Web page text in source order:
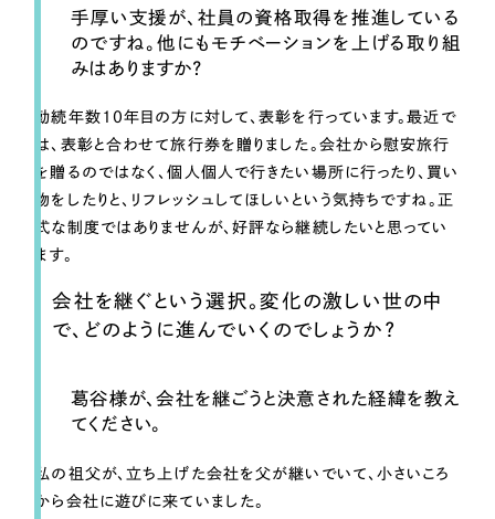
手厚い支援が、社員の資格取得を推進している
のですね。他にもモチベーションを上げる取り組
みはありますか？
勤続年数10年目の方に対して、表彰を行っています。最近で
は、表彰と合わせて旅行券を贈りました。会社から慰安旅行
を贈るのではなく、個人個人で行きたい場所に行ったり、買い
物をしたりと、リフレッシュしてほしいという気持ちですね。正
式な制度ではありませんが、好評なら継続したいと思ってい
ます。
会社を継ぐという選択。変化の激しい世の中
で、どのように進んでいくのでしょうか？
葛谷様が、会社を継ごうと決意された経緯を教え
てください。
私の祖父が、立ち上げた会社を父が継いでいて、小さいころ
から会社に遊びに来ていました。